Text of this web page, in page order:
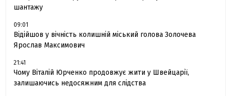
шантажу
09:01
Відійшов у вічність колишній міський голова Золочева
Ярослав Максимович
21:41
Чому Віталій Юрченко продовжує жити у Швейцарії,
залишаючись недосяжним для слідства